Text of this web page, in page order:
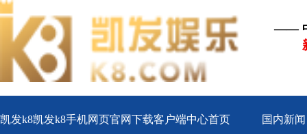
——
凯发k8凯发k8手机网页官网下载客户端中心首页 国内新闻